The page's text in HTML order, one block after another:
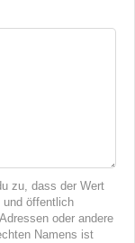
zu, dass der Wert
und öffentlich
oder andere
Namens ist